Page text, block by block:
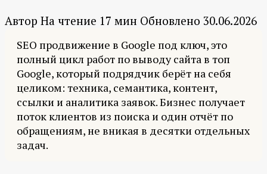
Автор На чтение 17 мин Обновлено 30.06.2026
SEO продвижение в Google под ключ, это
полный цикл работ по выводу сайта в топ
Google, который подрядчик берёт на себя
целиком: техника, семантика, контент,
ссылки и аналитика заявок. Бизнес получает
поток клиентов из поиска и один отчёт по
обращениям, не вникая в десятки отдельных
задач.